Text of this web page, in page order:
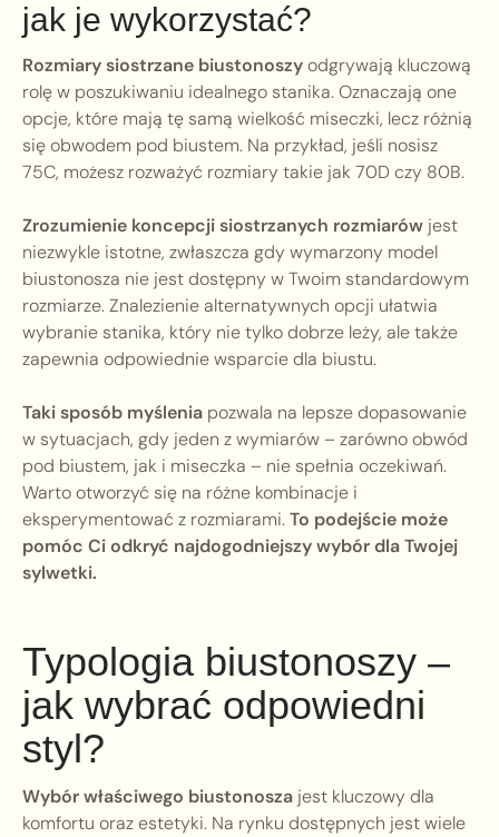
jak je wykorzystać?
Rozmiary siostrzane biustonoszyodgrywają kluczową
rolę w poszukiwaniu idealnego stanika. Oznaczają one
opcje, które mają tę samą wielkość miseczki, lecz różnią
się obwodem pod biustem. Na przykład, jeśli nosisz
75C, możesz rozważyć rozmiary takie jak 70D czy 80B.
Zrozumienie koncepcji siostrzanych rozmiarów jest
niezwykle istotne, zwłaszcza gdy wymarzony model
biustonosza nie jest dostępny w Twoim standardowym
rozmiarze. Znalezienie alternatywnych opcji ułatwia
wybranie stanika, który nie tylko dobrze leży, ale także
zapewnia odpowiednie wsparcie dla biustu.
Taki sposób myślenia pozwala na lepsze dopasowanie
w sytuacjach, gdy jeden z wymiarów – zarówno obwód
pod biustem, jak i miseczka – nie spełnia oczekiwań.
Warto otworzyć się na różne kombinacje i
eksperymentować z rozmiarami.To podejście może
pomóc Ci odkryć najdogodniejszy wybór dla Twojej
sylwetki.
Typologia biustonoszy –
jak wybrać odpowiedni
styl?
Wybór właściwego biustonosza jest kluczowy dla
komfortu oraz estetyki. Na rynku dostępnych jest wiele